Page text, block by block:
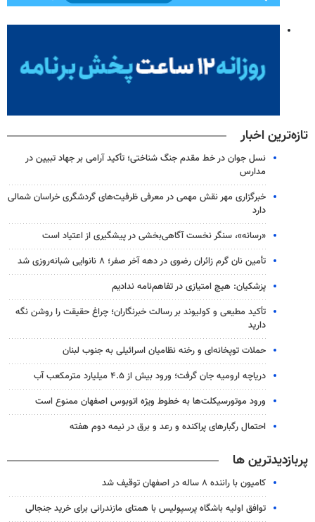
تازه‌ترین اخبار
نسل جوان در خط مقدم جنگ شناختی؛ تأکید آرامی بر جهاد تبیین در
مدارس
خبرگزاری مهر نقش مهمی در معرفی ظرفیت‌های گردشگری خراسان شمالی
دارد
«رسانه»، سنگر نخست آگاهی‌بخشی در پیشگیری از اعتیاد است
تأمین نان گرم زائران رضوی در دهه آخر صفر؛ ۸ نانوایی شبانه‌روزی شد
پزشکیان: هیچ امتیازی در تفاهم‌نامه ندادیم
تأکید مطیعی و کولیوند بر رسالت خبرنگاران؛ چراغ حقیقت را روشن نگه
دارید
حملات توپخانه‌ای و رخنه نظامیان اسرائیلی به جنوب لبنان
دریاچه ارومیه جان گرفت؛ ورود بیش از ۴.۵ میلیارد مترمکعب آب
ورود موتورسیکلت‌ها به خطوط ویژه اتوبوس اصفهان ممنوع است
احتمال رگبارهای پراکنده و رعد و برق در نیمه دوم هفته
پربازدیدترین ها
کامیون با راننده ۸ ساله در اصفهان توقیف شد
توافق اولیه باشگاه پرسپولیس با همتای مازندرانی برای خرید جنجالی